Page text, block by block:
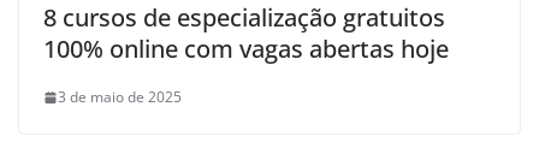
8 cursos de especialização gratuitos
100% online com vagas abertas hoje
3 de maio de 2025